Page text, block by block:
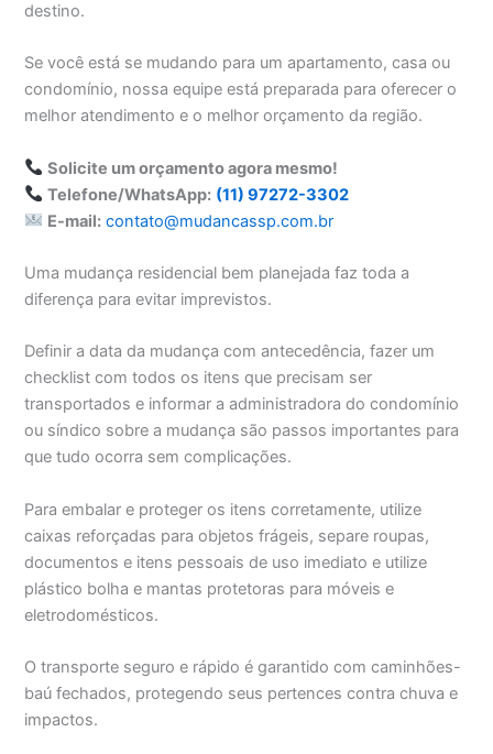
destino.
Se você está se mudando para um apartamento, casa ou
condomínio, nossa equipe está preparada para oferecer o
melhor atendimento e o melhor orçamento da região.
Solicite um orçamento agora mesmo!
Telefone/WhatsApp: (11) 97272-3302
E-mail: contato@mudancassp.com.br
Uma mudança residencial bem planejada faz toda a
diferença para evitar imprevistos.
Definir a data da mudança com antecedência, fazer um
checklist com todos os itens que precisam ser
transportados e informar a administradora do condomínio
ou síndico sobre a mudança são passos importantes para
que tudo ocorra sem complicações.
Para embalar e proteger os itens corretamente, utilize
caixas reforçadas para objetos frágeis, separe roupas,
documentos e itens pessoais de uso imediato e utilize
plástico bolha e mantas protetoras para móveis e
eletrodomésticos.
O transporte seguro e rápido é garantido com caminhões-
baú fechados, protegendo seus pertences contra chuva e
impactos.